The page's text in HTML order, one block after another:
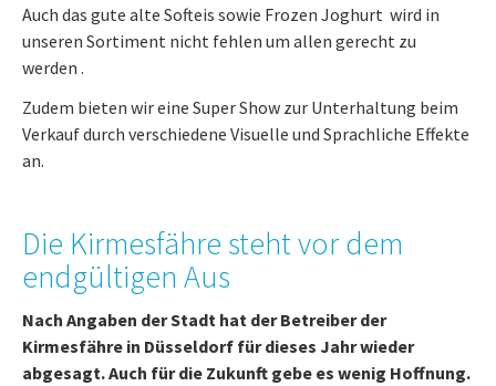
Auch das gute alte Softeis sowie Frozen Joghurt wird in
unseren Sortiment nicht fehlen um allen gerecht zu
werden .
Zudem bieten wir eine Super Show zur Unterhaltung beim
Verkauf durch verschiedene Visuelle und Sprachliche Effekte
an.
Die Kirmesfähre steht vor dem
endgültigen Aus
Nach Angaben der Stadt hat der Betreiber der
Kirmesfähre in Düsseldorf für dieses Jahr wieder
abgesagt. Auch für die Zukunft gebe es wenig Hoffnung.